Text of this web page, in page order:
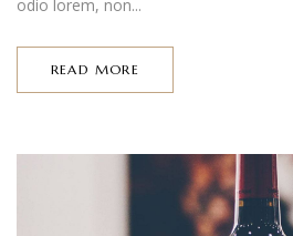
odio lorem, non...
READ MORE